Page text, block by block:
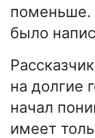
поменьше.
было
на долгие
начал
имеет